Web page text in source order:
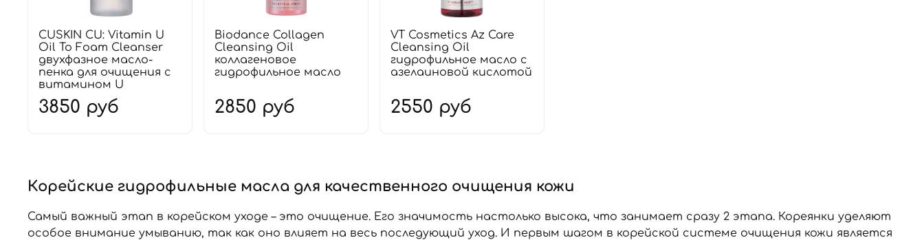
CUSKIN CU: Vitamin U
Oil To Foam Cleanser
двухфазное масло-
пенка для очищения с
витамином U
3850 руб
Biodance Collagen
Cleansing Oil
коллагеновое
гидрофильное масло
2850 руб
VT Cosmetics Az Care
Cleansing Oil
гидрофильное масло с
азелаиновой кислотой
2550 руб
Корейские гидрофильные масла для качественного очищения кожи
Самый важный этап в корейском уходе – это очищение. Его значимость настолько высока, что занимает сразу 2 этапа. Кореянки уделяют
особое внимание умыванию, так как оно влияет на весь последующий уход. И первым шагом в корейской системе очищения кожи является